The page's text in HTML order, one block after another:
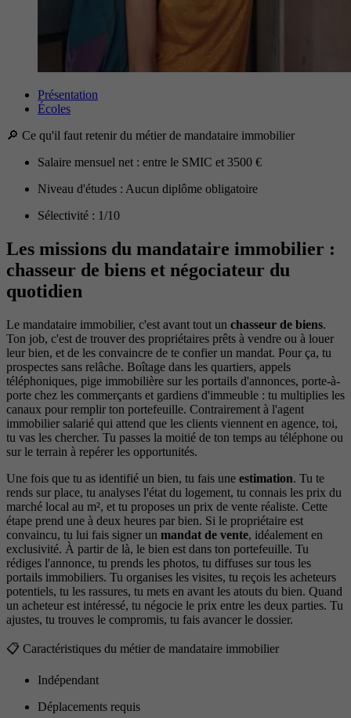
Présentation
Écoles
🔎 Ce qu'il faut retenir du métier de mandataire immobilier
Salaire mensuel net : entre le SMIC et 3500 €
Niveau d'études : Aucun diplôme obligatoire
Sélectivité : 1/10
Les missions du mandataire immobilier :
chasseur de biens et négociateur du
quotidien
Le mandataire immobilier, c'est avant tout un chasseur de biens.
Ton job, c'est de trouver des propriétaires prêts à vendre ou à louer
leur bien, et de les convaincre de te confier un mandat. Pour ça, tu
prospectes sans relâche. Boîtage dans les quartiers, appels
téléphoniques, pige immobilière sur les portails d'annonces, porte-à-
porte chez les commerçants et gardiens d'immeuble : tu multiplies les
canaux pour remplir ton portefeuille. Contrairement à l'agent
immobilier salarié qui attend que les clients viennent en agence, toi,
tu vas les chercher. Tu passes la moitié de ton temps au téléphone ou
sur le terrain à repérer les opportunités.
Une fois que tu as identifié un bien, tu fais une estimation. Tu te
rends sur place, tu analyses l'état du logement, tu connais les prix du
marché local au m², et tu proposes un prix de vente réaliste. Cette
étape prend une à deux heures par bien. Si le propriétaire est
convaincu, tu lui fais signer un mandat de vente, idéalement en
exclusivité. À partir de là, le bien est dans ton portefeuille. Tu
rédiges l'annonce, tu prends les photos, tu diffuses sur tous les
portails immobiliers. Tu organises les visites, tu reçois les acheteurs
potentiels, tu les rassures, tu mets en avant les atouts du bien. Quand
un acheteur est intéressé, tu négocie le prix entre les deux parties. Tu
ajustes, tu trouves le compromis, tu fais avancer le dossier.
📋 Caractéristiques du métier de mandataire immobilier
Indépendant
Déplacements requis